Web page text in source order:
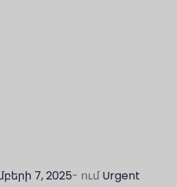
7, 2025- ում Urgent